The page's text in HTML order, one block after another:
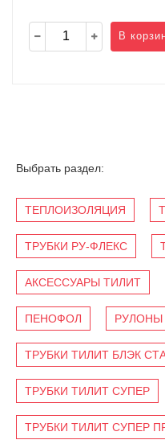
В
Выбрать раздел:
ТЕПЛОИЗОЛЯЦИЯ
ТРУБКИ РУ-ФЛЕКС
АКСЕССУАРЫ ТИЛИТ
ПЕНОФОЛ РУЛОНЫ
ТРУБКИ ТИЛИТ БЛЭК
ТРУБКИ ТИЛИТ СУПЕР
ТРУБКИ ТИЛИТ СУПЕР